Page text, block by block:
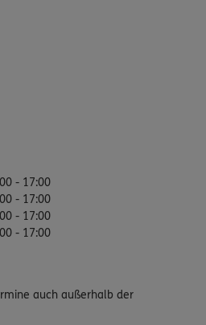
- 17:00
- 17:00
- 17:00
- 17:00
auch außerhalb der